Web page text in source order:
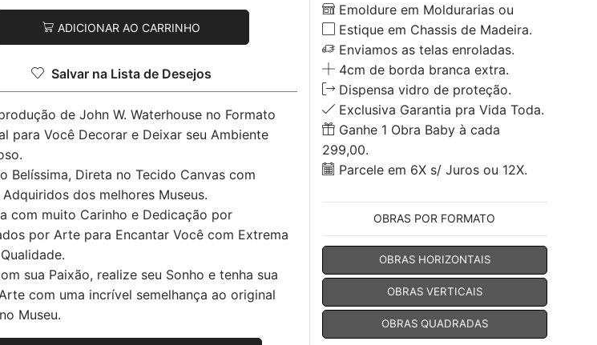
ADICIONAR AO CARRINHO
Salvar na Lista de Desejos
de John W. Waterhouse no Formato
para Você Decorar e Deixar seu Ambiente
Belíssima, Direta no Tecido Canvas com
dos melhores Museus.
com muito Carinho e Dedicação por
por Arte para Encantar Você com Extrema
sua Paixão, realize seu Sonho e tenha sua
com uma incrível semelhança ao original
Museu.
Emoldure em Moldurarias ou
Estique em Chassis de Madeira.
Enviamos as telas enroladas.
4cm de borda branca extra.
Dispensa vidro de proteção.
Exclusiva Garantia pra Vida Toda.
Ganhe 1 Obra Baby à cada
299,00.
Parcele em 6X s/ Juros ou 12X.
OBRAS POR FORMATO
OBRAS HORIZONTAIS
OBRAS VERTICAIS
OBRAS QUADRADAS